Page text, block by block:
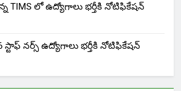
లో ఉద్యోగాలు భర్తీకి నోటిఫికేషన్
స్టాఫ్ నర్స్ ఉద్యోగాలు భర్తీకి నోటిఫికేషన్